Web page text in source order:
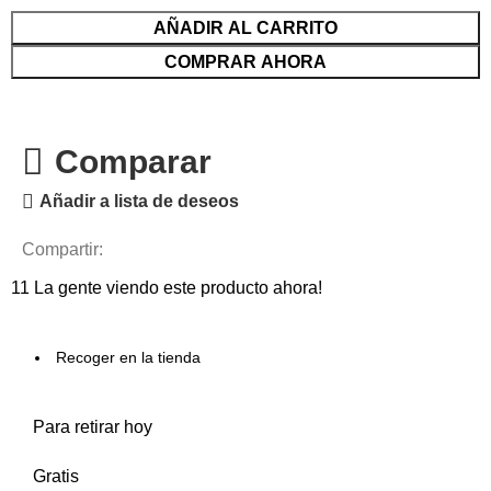
AÑADIR AL CARRITO
COMPRAR AHORA
Comparar
Añadir a lista de deseos
Compartir:
11 La gente viendo este producto ahora!
Recoger en la tienda
Para retirar hoy
Gratis